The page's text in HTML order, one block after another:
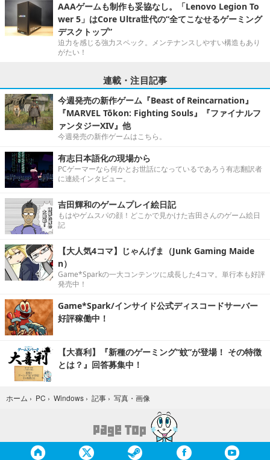
AAAゲームも制作も妥協なし。「Lenovo Legion To
wer 5」はCore Ultra世代の“全てこなせるゲーミング
デスクトップ”
迫力を感じる強力スペック。メンテナンスしやすい構造もあり
がたい！
連載・注目記事
今週発売の新作ゲーム『Beast of Reincarnation』
『MARVEL Tōkon: Fighting Souls』『ファイナルフ
ァンタジーXIV』他
今週発売の新作ゲームはこちら。
有志日本語化の現場から
PCゲーマーなら何かとお世話になっているであろう有志翻訳者
に連続インタビュー。
吉田輝和のゲームプレイ絵日記
もはやゲムスパの顔！どこかで見かけた吉田さんのゲーム絵日
記
【大人気4コマ】じゃんげま（Junk Gaming Maide
n）
Game*Sparkの一大コンテンツに成長した4コマ。単行本も好評
発売中！
Game*Spark/インサイド公式ディスコードサーバー
好評稼働中！
【大喜利】『新種のゲーミング“蚊”が登場！ その特徴
とは？』回答募集中！
ホーム › PC › Windows › 記事 › 写真・画像